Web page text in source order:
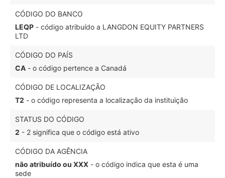
CÓDIGO DO BANCO
LEQP - código atribuído a LANGDON EQUITY PARTNERS
LTD
CÓDIGO DO PAÍS
CA - o código pertence a Canadá
CÓDIGO DE LOCALIZAÇÃO
T2 - o código representa a localização da instituição
STATUS DO CÓDIGO
2 - 2 significa que o código está ativo
CÓDIGO DA AGÊNCIA
não atribuído ou XXX - o código indica que esta é uma
sede